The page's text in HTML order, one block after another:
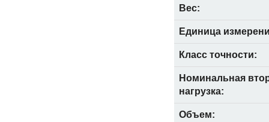
Вес:
Единица
Класс точности:
Номинальная
нагрузка:
Объем: